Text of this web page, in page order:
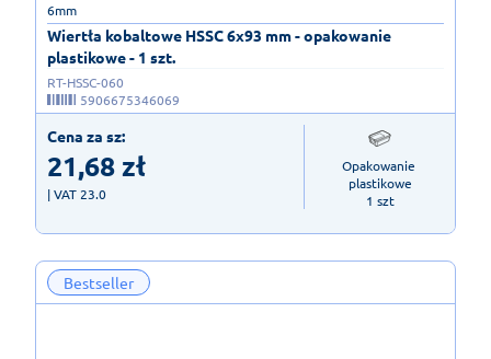
Wiertła kobaltowe HSSC 6x93 mm - opakowanie
plastikowe - 1 szt.
6mm
RT-HSSC-060
5906675346069
Cena za sz:
21,68zł
| VAT 23.0
Opakowanie
plastikowe
1 szt
Bestseller